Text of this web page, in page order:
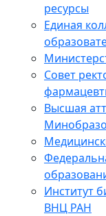
ресурсы
Единая
Совет
Высшая
Институт
ВНЦ РАН